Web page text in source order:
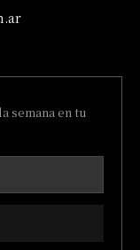
semana en tu